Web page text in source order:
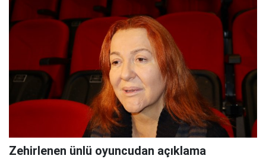
Zehirlenen ünlü oyuncudan açıklama